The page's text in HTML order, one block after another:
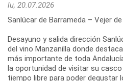
lu, 20.07.2026
Sanlúcar de Barrameda – Vejer
Desayuno y salida dirección
del vino Manzanilla donde
más importante de toda
la oportunidad de visitar su
tiempo libre para poder